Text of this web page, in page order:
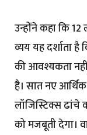
उन्होंने कहा कि
व्यय यह दर्शाता है
की आवश्यकता
है। सात नए
लॉजिस्टिक्स ढांचे
को मजबूती देगा।